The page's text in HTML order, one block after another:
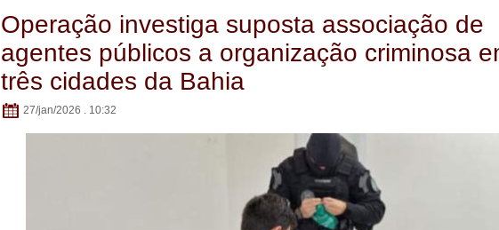
Operação investiga suposta associação de
agentes públicos a organização criminosa
três cidades da Bahia
27/jan/2026 . 10:32